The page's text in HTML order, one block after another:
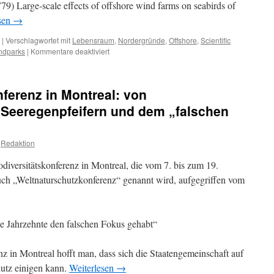
Large‑scale effects of offshore wind farms on seabirds of
→
| Verschlagwortet mit Lebensraum, Nordergründe, Offshore, Scientific
| Kommentare deaktiviertfür
die
negativen
Auswirkungen
„Scientific
Reports“
in Montreal: von
und dem „falschen
Redaktion
in Montreal, die vom 7. bis zum 19.
„Weltnaturschutzkonferenz“ genannt wird, aufgegriffen vom
den falschen Fokus gehabt“
in Montreal hofft man, dass sich die Staatengemeinschaft auf
einigen kann. Weiterlesen →